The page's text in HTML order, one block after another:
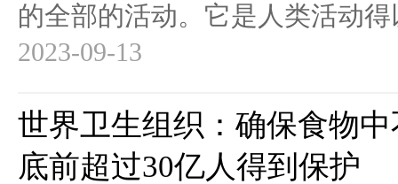
的全部的活动。它是人类活动
2023-09-13
世界卫生组织：确保食物
底前超过30亿人得到保护